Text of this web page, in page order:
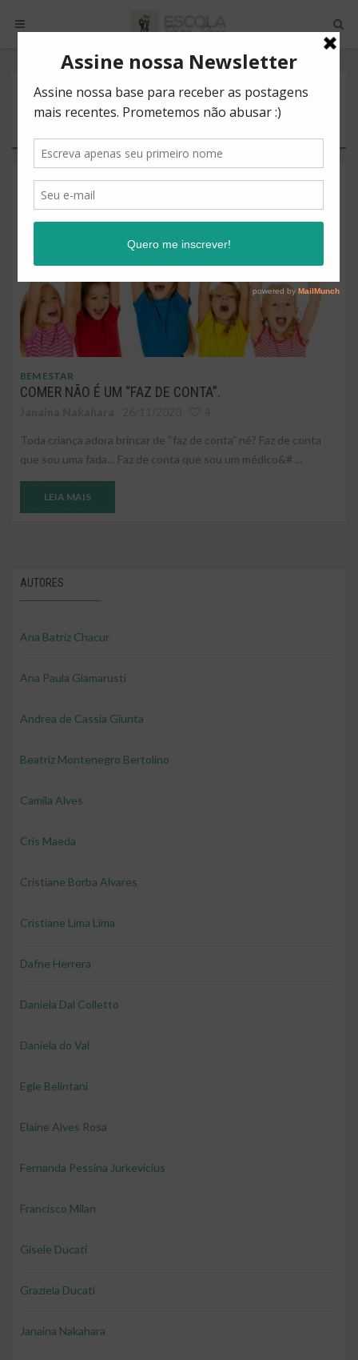
POSTS BY TAG
ADITIVOS
BEM ESTAR
COMER NÃO É UM “FAZ DE CONTA”.
Toda criança adora brincar de “faz de conta” né? Faz de conta
que sou uma fada… Faz de conta que sou um médico&# ...
LEIA MAIS
AUTORES
Ana Batriz Chacur
Ana Paula Giamarusti
Andrea de Cassia Giunta
Beatriz Montenegro Bertolino
Camila Alves
Cris Maeda
Cristiane Borba Alvares
Cristiane Lima Lima
Dafne Herrera
Daniela Dal Colletto
Daniela do Val
Egle Belintani
Elaine Alves Rosa
Fernanda Pessina Jurkevicius
Francisco Milan
Gisele Ducati
Graziela Ducati
Janaina Nakahara